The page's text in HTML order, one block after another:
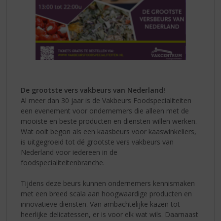
De grootste vers vakbeurs van Nederland!
Al meer dan 30 jaar is de Vakbeurs Foodspecialiteiten
een evenement voor ondernemers die alleen met de
mooiste en beste producten en diensten willen werken.
Wat ooit begon als een kaasbeurs voor kaaswinkeliers,
is uitgegroeid tot dé grootste vers vakbeurs van
Nederland voor iedereen in de
foodspecialiteitenbranche.
Tijdens deze beurs kunnen ondernemers kennismaken
met een breed scala aan hoogwaardige producten en
innovatieve diensten. Van ambachtelijke kazen tot
heerlijke delicatessen, er is voor elk wat wils. Daarnaast